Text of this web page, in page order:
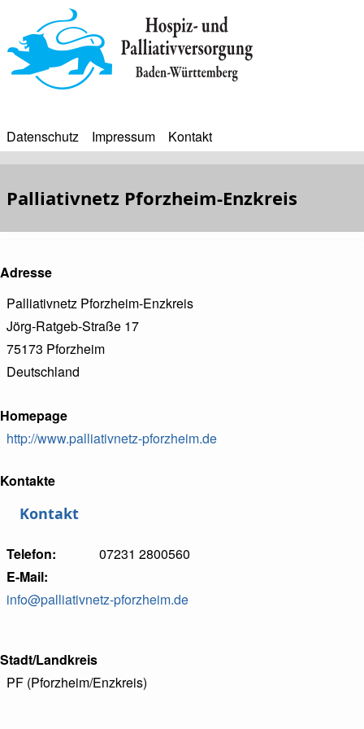
zum
Inhalt
BIP
Datenschutz Impressum Kontakt
Palliativnetz Pforzheim-Enzkreis
Adresse
Palliativnetz Pforzheim-Enzkreis
Jörg-Ratgeb-Straße 17
75173 Pforzheim
Deutschland
Homepage
http://www.palliativnetz-pforzheim.de
Kontakte
Kontakt
Telefon
07231 2800560
E-Mail
info@palliativnetz-pforzheim.de
Stadt/Landkreis
PF (Pforzheim/Enzkreis)